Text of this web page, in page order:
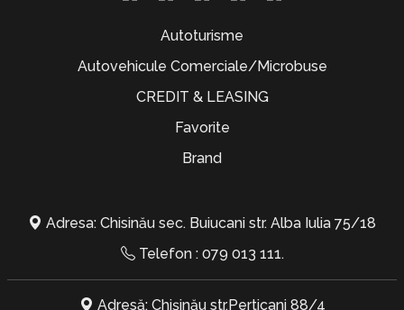
Autoturisme
Autovehicule Comerciale/Microbuse
CREDIT & LEASING
Favorite
Brand
Adresa: Chisinău sec. Buiucani str. Alba Iulia 75/18
Telefon : 079 013 111.
Adresă: Chișinău str.Perticani 88/4